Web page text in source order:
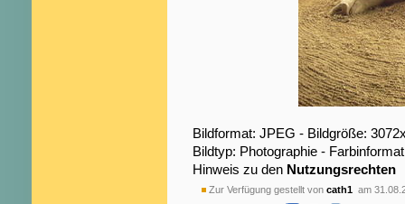
Bildformat: JPEG - Bildgröße:
Bildtyp: Photographie -
Hinweis zu den Nutzungsrechten
Zur Verfügung gestellt von cath1 am